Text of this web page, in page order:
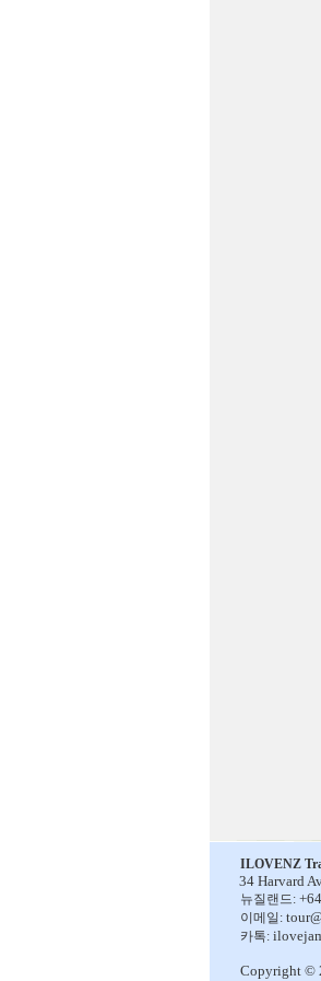
ILOVENZ
34 Harvard
뉴질랜드:
이메일:
카톡:
Copyright ©